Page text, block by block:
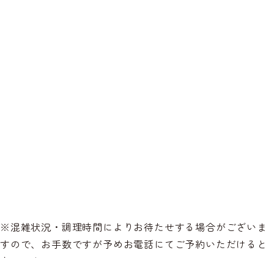
※混雑状況・調理時間によりお待たせする場合がございま
すので、お手数ですが予めお電話にてご予約いただけると